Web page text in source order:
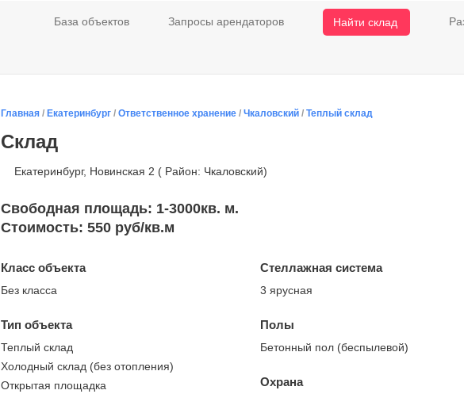
База объектов Запросы арендаторов Найти склад
Главная / Екатеринбург / Ответственное хранение / Чкаловский / Теплый склад
Склад
Екатеринбург, Новинская 2 ( Район: Чкаловский)
Свободная площадь: 1-3000кв. м.
Стоимость: 550 руб/кв.м
Класс объекта
Без класса
Тип объекта
Теплый склад
Холодный склад (без отопления)
Открытая площадка
Стеллажная система
3 ярусная
Полы
Бетонный пол (беспылевой)
Охрана